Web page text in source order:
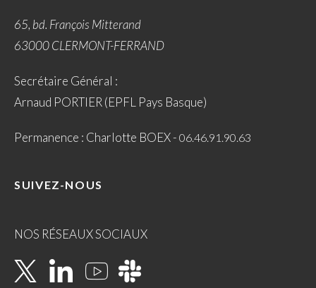
65, bd. François Mitterand
63000 CLERMONT-FERRAND
Secrétaire Général :
Arnaud PORTIER (EPFL Pays Basque)
Permanence : Charlotte BOEX -06.46.91.90.63
SUIVEZ-NOUS
NOS RÉSEAUX SOCIAUX